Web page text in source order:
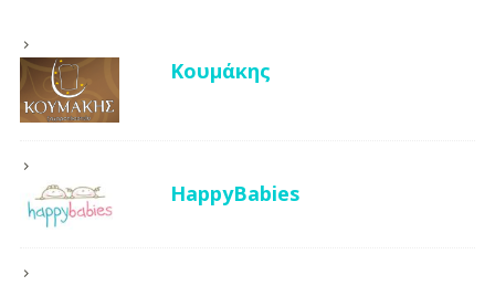
Κουμάκης
HappyBabies